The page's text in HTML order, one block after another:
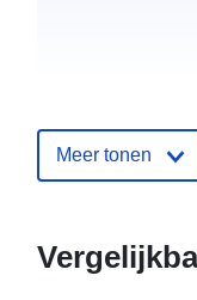
Meer tonen